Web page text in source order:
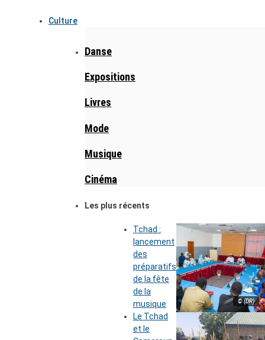
Culture
Danse
Expositions
Livres
Mode
Musique
Cinéma
Les plus récents
© (DR)
Tchad :
lancement
des
préparatifs
de la fête
de la
musique
Le Tchad
et le